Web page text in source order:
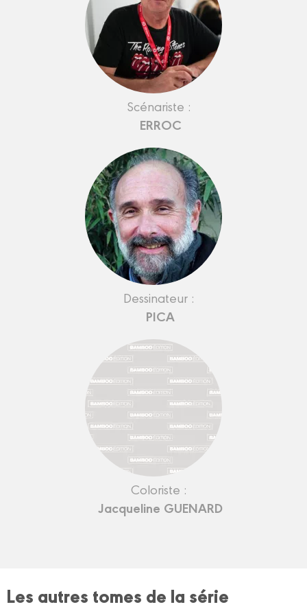
Scénariste :
ERROC
Dessinateur :
PICA
Coloriste :
Jacqueline GUENARD
Les autres tomes de la série